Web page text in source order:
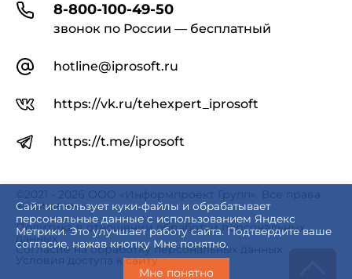
Сайт использует куки-файлы и обрабатывает
персональные данные с использованием Яндекс
Метрики. Это улучшает работу сайта. Подтвердите ваше
согласие, нажав кнопку Мне понятно.
Мне понятно
8-800-100-49-50
звонок по России — бесплатный
hotline@iprosoft.ru
https://vk.ru/tehexpert_iprosoft
https://t.me/iprosoft
©2021 - 2026 ООО «Информпроект Групп». Все права
защищены.
Политика в отношении обработки персональных
данных
Согласие на обработку персональных данных
Условия доступа к сайту